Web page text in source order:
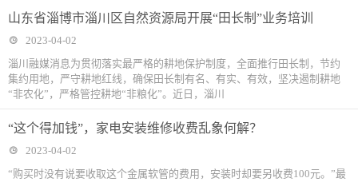
山东省淄博市淄川区自然资源局开展“田长制”业务培训
2023-04-02
淄川融媒消息为贯彻落实最严格的耕地保护制度，全面推行田长制，节约
集约用地，严守耕地红线，确保田长制有名、有实、有效，坚决遏制耕地
“非农化”，严格管控耕地“非粮化”。近日，淄川
“这个得加钱”，家电安装维修收费乱象何解？
2023-04-02
“购买时没有说要收取这个金属软管的费用，安装时却要另收费100元。”最